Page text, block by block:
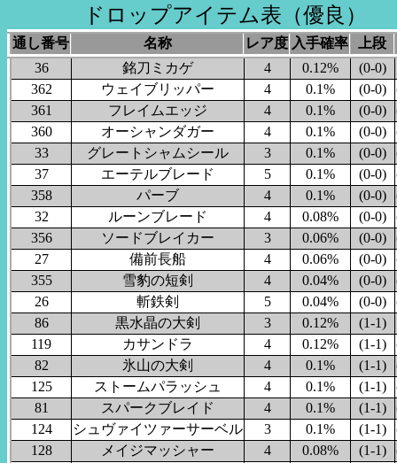
ドロップアイテム表（優良）
通し番号 名称 レア度 入手確率
上段
36
銘刀ミカゲ 4 0.12%
(0-0)
362
ウェイブリッパー 4 0.1% (0-0)
361
フレイムエッジ 4 0.1% (0-0)
360
オーシャンダガー 4 0.1% (0-0)
33
グレートシャムシール 3 0.1% (0-0)
37
エーテルブレード 5 0.1% (0-0)
358
パーブ 4 0.1% (0-0)
32
ルーンブレード 4 0.08% (0-0)
356
ソードブレイカー 3 0.06% (0-0)
27
備前長船 4 0.06% (0-0)
355
雪豹の短剣 4 0.04% (0-0)
26
斬鉄剣 5 0.04% (0-0)
86
黒水晶の大剣 3 0.12%
(1-1)
119
カサンドラ 4 0.12% (1-1)
82
氷山の大剣 4 0.1% (1-1)
125
ストームパラッシュ 4 0.1% (1-1)
81
スパークブレイド 4 0.1% (1-1)
124
シュヴァイツァーサーベル 3 0.1% (1-1)
128
メイジマッシャー 4 0.08% (1-1)